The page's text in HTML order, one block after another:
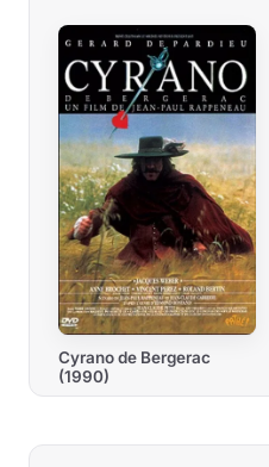
Cyrano de Bergerac
(1990)